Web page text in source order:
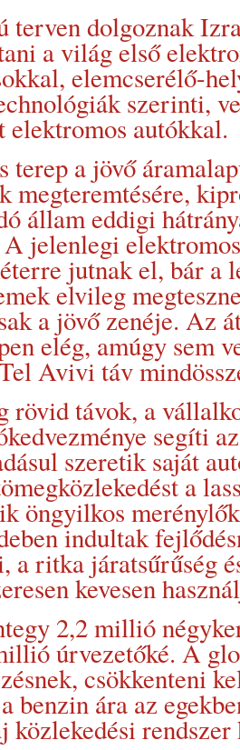
terven dolgoznak
a világ első
elemcserélő-
szerinti,
elektromos autókkal.
terep a jövő
megteremtésére,
állam eddigi
jelenlegi
jutnak el, bár a
elvileg
a jövő zenéje. Az
elég, amúgy sem
Avivi táv
rövid távok, a
segíti
szeretik saját
a
öngyilkos
indultak
a ritka járatsűrűség
kevesen
2,2 millió
úrvezetőké. A
csökkenteni
benzin ára az
közlekedési